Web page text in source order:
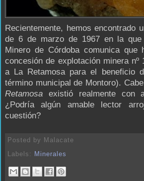
Recientemente, hemos encontrado
de 6 de marzo de 1967 en la
Minero de Córdoba comunica
concesión de explotación minera nº
a La Retamosa para el beneficio
término municipal de Montoro).
Retamosa existió realmente con
¿Podría algún amable lector
cuestión?
Posted by Malacate
Labels:
Minerales